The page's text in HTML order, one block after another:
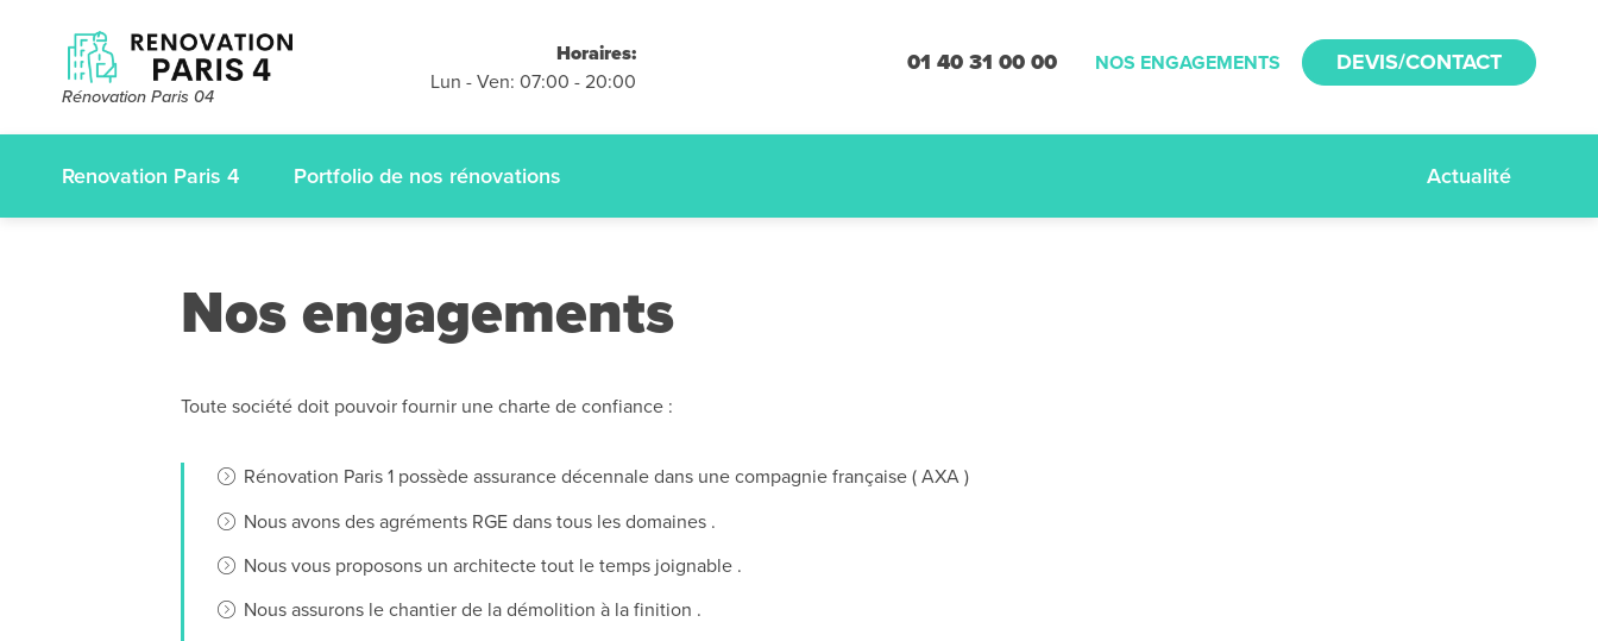
Rénovation Paris 04
Horaires:
Lun - Ven: 07:00 - 20:00
01 40 31 00 00 NOS ENGAGEMENTS DEVIS/CONTACT
Renovation Paris 4 Actualité
Portfolio de nos rénovations
Devis et déplacements
gratuits
sans engagement
appelez-nous :01.40.31.00.00
Nos engagements
Toute société doit pouvoir fournir une charte de confiance :
Rénovation Paris 1 possède assurance décennale dans une compagnie française ( AXA )
Nous avons des agréments RGE dans tous les domaines .
Nous vous proposons un architecte tout le temps joignable .
Nous assurons le chantier de la démolition à la finition .